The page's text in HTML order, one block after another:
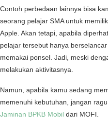
Contoh perbedaan lainnya bisa
seorang pelajar SMA untuk
Apple. Akan tetapi, apabila
pelajar tersebut hanya
memakai ponsel. Jadi, meski
melakukan aktivitasnya.
Namun, apabila kamu sedang
memenuhi kebutuhan, jangan
Jaminan BPKB Mobil dari MOFI.